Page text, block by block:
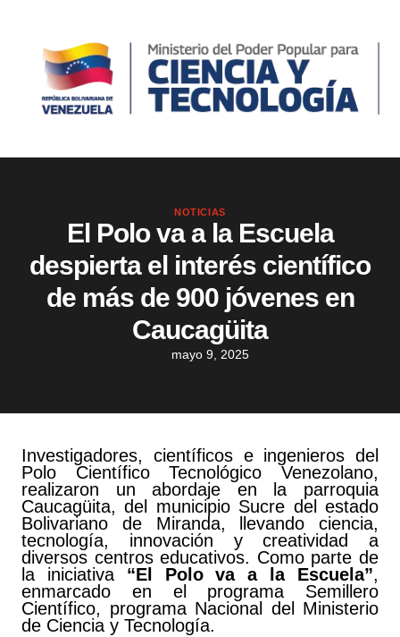
NOTICIAS
El Polo va a la Escuela
despierta el interés científico
de más de 900 jóvenes en
Caucagüita
mayo 9, 2025
Investigadores, científicos e ingenieros del
Polo Científico Tecnológico Venezolano,
realizaron un abordaje en la parroquia
Caucagüita, del municipio Sucre del estado
Bolivariano de Miranda, llevando ciencia,
tecnología, innovación y creatividad a
diversos centros educativos. Como parte de
la iniciativa “El Polo va a la Escuela”,
enmarcado en el programa Semillero
Científico, programa Nacional del Ministerio
de Ciencia y Tecnología.